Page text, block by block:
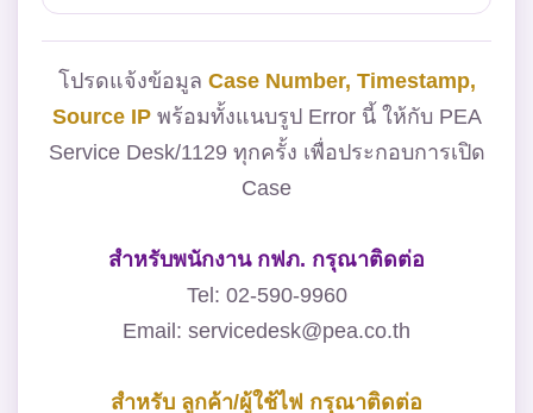
โปรดแจ้งข้อมูล Case Number, Timestamp,
Source IPพร้อมทั้งแนบรูป Error นี้ ให้กับ PEA
Service Desk/1129 ทุกครั้ง เพื่อประกอบการเปิด
Case
สำหรับพนักงาน กฟภ. กรุณาติดต่อ
Tel: 02-590-9960
Email: servicedesk@pea.co.th
สำหรับ ลูกค้า/ผู้ใช้ไฟ กรุณาติดต่อ